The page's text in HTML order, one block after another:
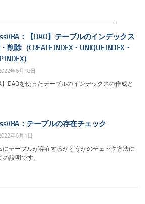
：【DAO】テーブルのインデックス
削除（CREATE INDEX・UNIQUE INDEX・
INDEX）
年6月18日
】DAOを使ったテーブルのインデックスの作成と
：テーブルの存在チェック
年6月1日
にテーブルが存在するかどうかのチェック方法に
の説明です。